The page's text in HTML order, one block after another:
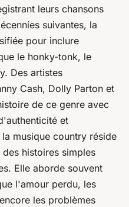
leurs chansons
suivantes, la
pour inclure
le honky-tonk, le
Des artistes
Cash, Dolly Parton et
de ce genre avec
et
musique country réside
histoires simples
Elle aborde souvent
l'amour perdu, les
les problèmes